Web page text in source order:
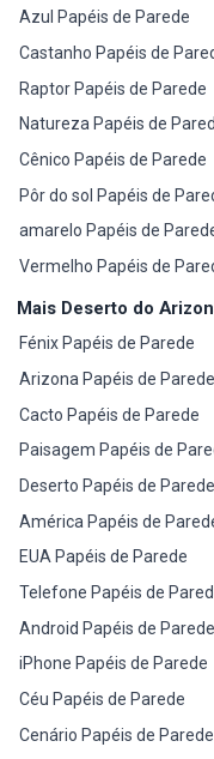
Azul Papéis de Parede
Castanho Papéis de
Raptor Papéis de Parede
Natureza Papéis de
Cênico Papéis de Parede
Pôr do sol Papéis de
amarelo Papéis de
Vermelho Papéis de
Mais Deserto do
Fénix Papéis de Parede
Arizona Papéis de Parede
Cacto Papéis de Parede
Paisagem Papéis de
Deserto Papéis de Parede
América Papéis de
EUA Papéis de Parede
Telefone Papéis de
Android Papéis de Parede
iPhone Papéis de Parede
Céu Papéis de Parede
Cenário Papéis de Parede